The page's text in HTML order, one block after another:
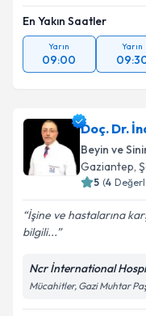
En Yakın Saatler
Yarın
09:00
Yarın
Doç. Dr.
Beyin ve
Gaziantep,
5 (4
İşine ve hastalarına
bilgili...
Ncr İnternational
Mücahitler, Gazi Muhtar